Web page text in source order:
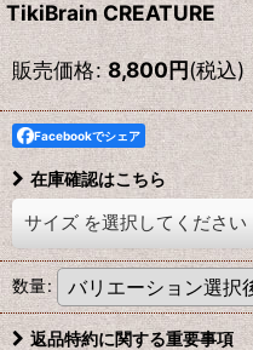
TikiBrain CREATURE
販売価格: 8,800円(税込)
Facebookでシェア
在庫確認はこちら
サイズ を選択してください
数量:
返品特約に関する重要事項